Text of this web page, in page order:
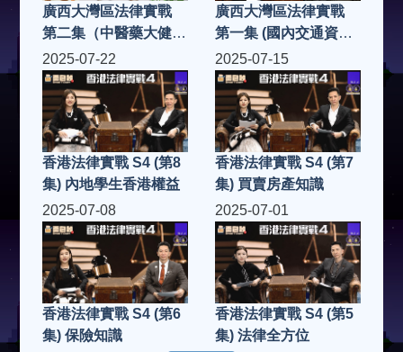
廣西大灣區法律實戰
第二集（中醫藥大健康
產品法律）
廣西大灣區法律實戰
第一集 (國內交通資訊
及守則）
2025-07-22
香港法律實戰 S4 (第8
集) 內地學生香港權益
2025-07-15
香港法律實戰 S4 (第7
集) 買賣房產知識
2025-07-08
香港法律實戰 S4 (第6
集) 保險知識
2025-07-01
香港法律實戰 S4 (第5
集) 法律全方位